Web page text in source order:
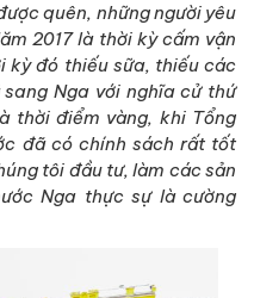
quên, những người yêu
2017 là thời kỳ cấm vận
kỳ đó thiếu sữa, thiếu các
Nga với nghĩa cử thứ
thời điểm vàng, khi Tổng
đã có chính sách rất tốt
tôi đầu tư, làm các sản
Nga thực sự là cường